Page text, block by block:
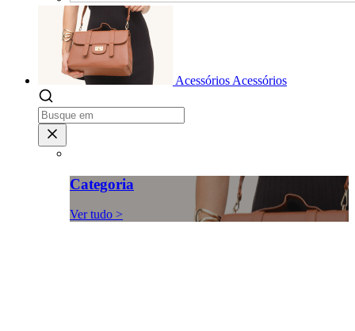
Acessórios Acessórios
Categoria
Ver tudo >